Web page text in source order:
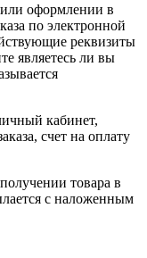
оформлении в
по электронной
реквизиты
являетесь ли вы
кабинет,
счет на оплату
товара в
с наложенным